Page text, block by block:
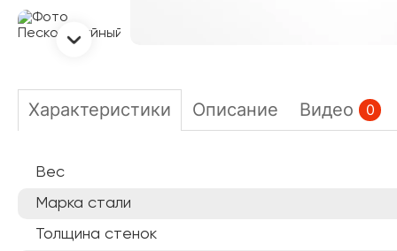
Характеристики Описание Видео 0
Вес
Марка стали
Толщина стенок